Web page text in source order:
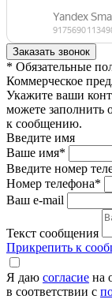
* Обязательные
Коммерческое
Укажите ваши
можете заполнить
к сообщению.
Введите имя
Ваше имя*
Введите номер
Номер телефона*
Ваш e-mail
Текст сообщения
Прикрепить к
Я даю согласие на
в соответствии с